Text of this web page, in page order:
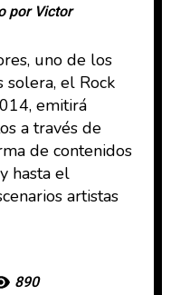
por Victor
uno de los
solera, el Rock
emitirá
a través de
de contenidos
hasta el
artistas
890